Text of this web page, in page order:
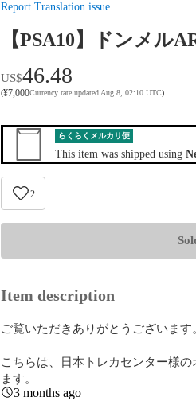
Report Translation issue
【PSA10】ドンメル
US$46.48
(¥7,000Currency rate updated Aug 8, 02:10 UTC)
らくらくメルカリ便
This item was shipped using
2
Item description
ご覧いただきありがとうございます。
こちらは、日本トレカセンター様
ます。
3 months ago